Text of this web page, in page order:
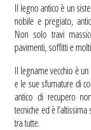
Il legno antico è un
nobile e pregiato,
Non solo travi
pavimenti, soffitti e
Il legname vecchio è
e le sue sfumature di
antico di recupero
tecniche ed è
tra tutte.